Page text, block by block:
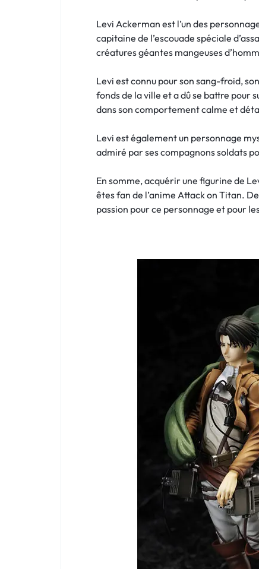
Levi Ackerman est l’un des
capitaine de l’escouade spéciale
créatures géantes mangeuses
Levi est connu pour son sang-froid,
fonds de la ville et a dû se battre pour
dans son comportement calme et
Levi est également un personnage
admiré par ses compagnons soldats
En somme, acquérir une figurine de
êtes fan de l’anime Attack on Titan.
passion pour ce personnage et pour